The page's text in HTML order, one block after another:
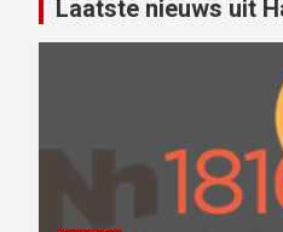
Laatste nieuws uit